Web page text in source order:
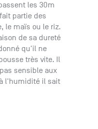
les 30m
partie des
le maïs ou le riz.
de sa dureté
qu'il ne
très vite. Il
sensible aux
l'humidité il sait